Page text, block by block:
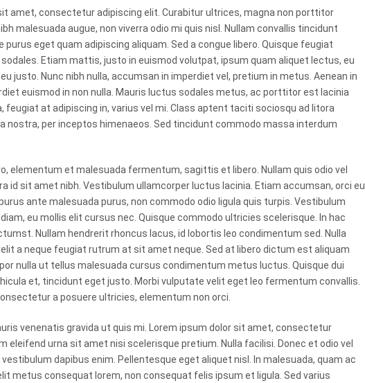
amet, consectetur adipiscing elit. Curabitur ultrices, magna non porttitor
malesuada augue, non viverra odio mi quis nisl. Nullam convallis tincidunt
purus eget quam adipiscing aliquam. Sed a congue libero. Quisque feugiat
Etiam mattis, justo in euismod volutpat, ipsum quam aliquet lectus, eu
justo. Nunc nibh nulla, accumsan in imperdiet vel, pretium in metus. Aenean in
euismod in non nulla. Mauris luctus sodales metus, ac porttitor est lacinia
feugiat at adipiscing in, varius vel mi. Class aptent taciti sociosqu ad litora
nostra, per inceptos himenaeos. Sed tincidunt commodo massa interdum
elementum et malesuada fermentum, sagittis et libero. Nullam quis odio vel
id sit amet nibh. Vestibulum ullamcorper luctus lacinia. Etiam accumsan, orci eu
ante malesuada purus, non commodo odio ligula quis turpis. Vestibulum
eu mollis elit cursus nec. Quisque commodo ultricies scelerisque. In hac
Nullam hendrerit rhoncus lacus, id lobortis leo condimentum sed. Nulla
a neque feugiat rutrum at sit amet neque. Sed at libero dictum est aliquam
nulla ut tellus malesuada cursus condimentum metus luctus. Quisque dui
et, tincidunt eget justo. Morbi vulputate velit eget leo fermentum convallis.
a posuere ultricies, elementum non orci.
venenatis gravida ut quis mi. Lorem ipsum dolor sit amet, consectetur
eleifend urna sit amet nisi scelerisque pretium. Nulla facilisi. Donec et odio vel
dapibus enim. Pellentesque eget aliquet nisl. In malesuada, quam ac
metus consequat lorem, non consequat felis ipsum et ligula. Sed varius